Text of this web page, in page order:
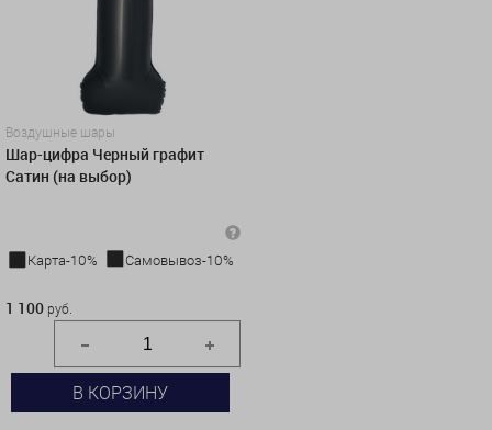
Воздушные шары
Шар-цифра Черный графит
Сатин (на выбор)
Карта-10%
Самовывоз-10%
1 100 руб.
В КОРЗИНУ